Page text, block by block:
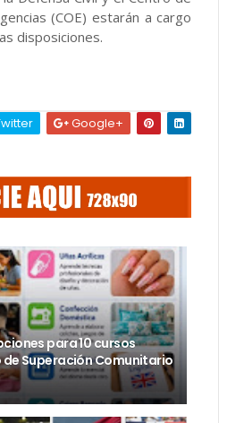
(COE) estarán a cargo
disposiciones.
Google+
para 10 cursos
Superación Comunitario